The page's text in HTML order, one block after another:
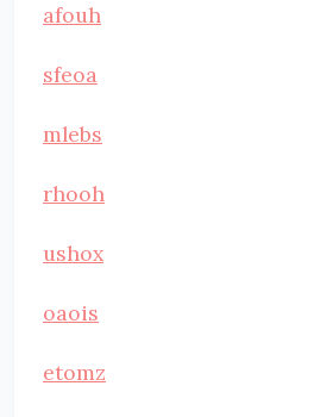
afouh
sfeoa
mlebs
rhooh
ushox
oaois
etomz